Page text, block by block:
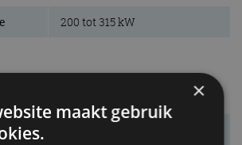
200 tot 315 kW
×
maakt gebruik